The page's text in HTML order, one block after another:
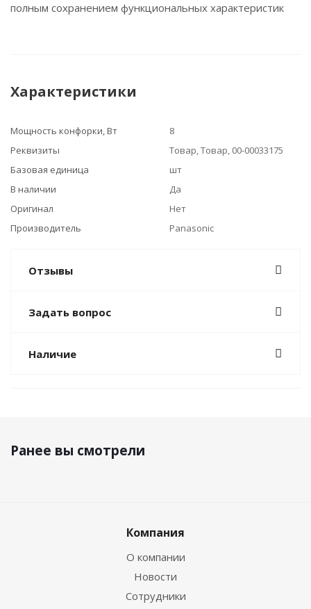
полным сохранением функциональных характеристик
Характеристики
Мощность конфорки, Вт
8
Реквизиты
Товар, Товар, 00-00033175
Базовая единица
шт
В наличии
Да
Оригинал
Нет
Производитель
Panasonic
Отзывы
Задать вопрос
Наличие
Ранее вы смотрели
Компания
О компании
Новости
Сотрудники